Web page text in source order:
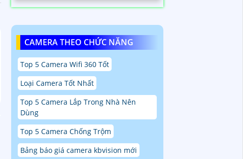
CAMERA THEO CHỨC NĂNG
Top 5 Camera Wifi 360 Tốt
Loại Camera Tốt Nhất
Top 5 Camera Lắp Trong Nhà Nên
Dùng
Top 5 Camera Chống Trộm
Bảng báo giá camera kbvision mới